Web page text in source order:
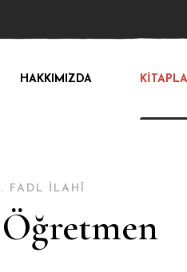
HAKKIMIZDA
FADL İLAHÎ
Öğretmen